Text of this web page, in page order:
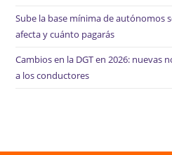
Sube la base mínima de autónomos
afecta y cuánto pagarás
Cambios en la DGT en 2026: nuevas
a los conductores